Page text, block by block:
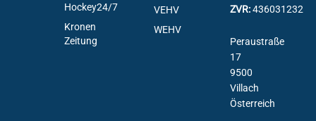
Hockey24/7
Kronen
Zeitung
VEHV
WEHV
ZVR:436031232
Peraustraße
17
9500
Villach
Österreich